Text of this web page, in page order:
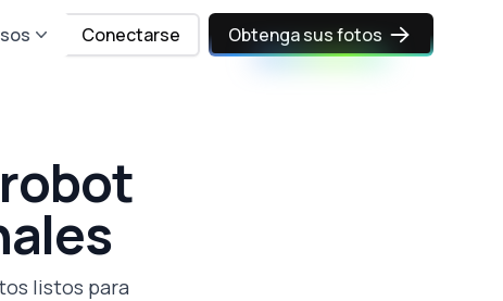
Conectarse Obtenga sus fotos
listos para